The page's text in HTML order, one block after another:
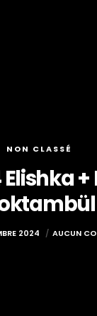
NON CLASSÉ
Elishka +
2024 AUCUN